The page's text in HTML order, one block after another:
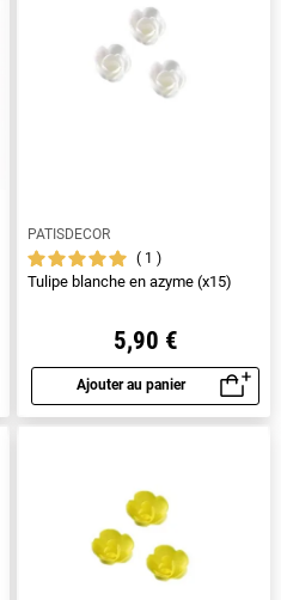
PATISDECOR
1
Tulipe blanche en azyme (x15)
5,90 €
Ajouter au panier
Aperçu rapide